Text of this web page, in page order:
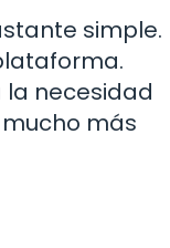
simple.
la necesidad
más